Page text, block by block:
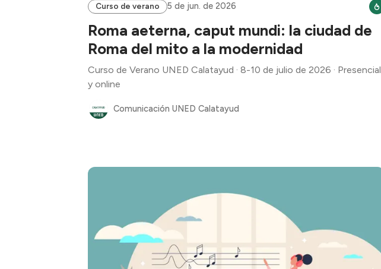
Curso de verano 5 de jun. de 2026
Roma aeterna, caput mundi: la ciudad de
Roma del mito a la modernidad
Curso de Verano UNED Calatayud · 8-10 de julio de 2026 · Presencial
y online
Comunicación UNED Calatayud